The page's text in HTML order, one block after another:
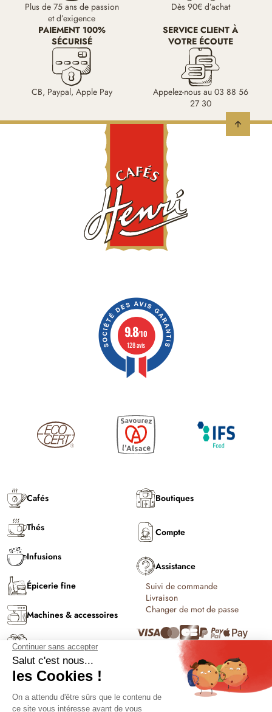
Plus de 75 ans de passion
et d’exigence
Dès 90€ d’achat
PAIEMENT 100%
SÉCURISÉ
CB, Paypal, Apple Pay
SERVICE CLIENT À
VOTRE ÉCOUTE
Appelez-nous au 03 88 56
27 30
9.8/10
128 avis
arrow_upward
Cafés
Thés
Infusions
Épicerie fine
Machines & accessoires
Coffrets & cadeaux
C'est l'été !
Boutiques
Compte
Assistance
Suivi de commande
Livraison
Changer de mot de passe